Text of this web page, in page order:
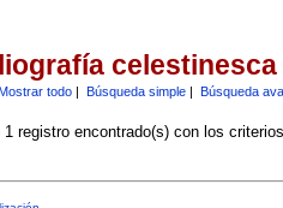
celestinesca
todo| Búsqueda simple| Búsqueda
1 registro encontrado(s) con los